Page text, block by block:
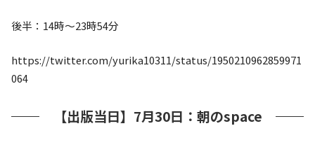
後半：14時〜23時54分
https://twitter.com/yurika10311/status/1950210962859971
064
【出版当日】7月30日：朝のspace